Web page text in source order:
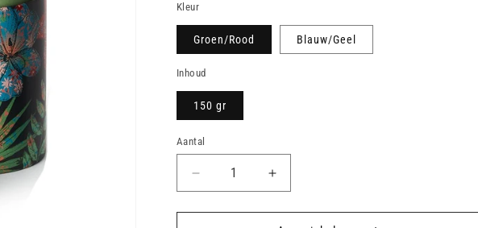
Kleur
Groen/Rood Blauw/Geel
Inhoud
150 gr
Aantal
Aantal
verlagen
voor
Aantal
verhogen
voor